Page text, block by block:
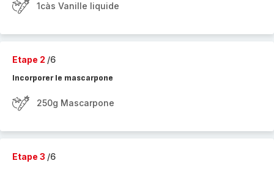
1càs Vanille liquide
Etape 2 /6
Incorporer le mascarpone
250g Mascarpone
Etape 3 /6